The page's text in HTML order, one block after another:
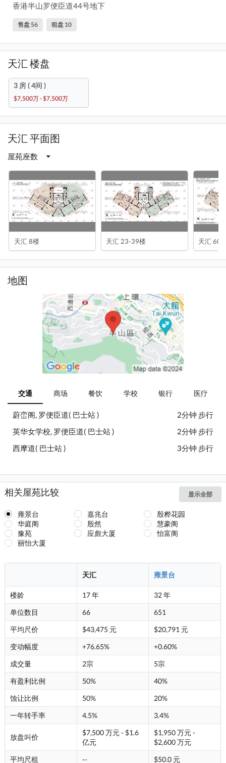
香港半山罗便臣道44号地下
售盘 56 租盘 10
天汇 楼盘
3 房 ( 4间 )
$7,500万 - $7,500万
天汇 平面图
屋苑座数
天汇 8楼 天汇 23-39楼 天汇 60
地图
交通 商场 餐饮 学校 银行 医疗
蔚峦阁, 罗便臣道( 巴士站 )
2分钟 步行
英华女学校, 罗便臣道( 巴士站 )
2分钟 步行
西摩道( 巴士站 )
3分钟 步行
相关屋苑比较 显示全部
雍景台 嘉兆台
殷桦花园
华庭阁
殷然
慧豪阁
豫苑
应彪大厦
怡富阁
丽怡大厦
天汇 雍景台
楼龄 17 年
32 年
单位数目
66
651
平均尺价
$43,475 元
$20,791 元
变动幅度
+76.65%
+0.60%
成交量
2宗
5宗
有盈利比例
50%
40%
蚀让比例
50%
20%
一年转手率
4.5% 3.4%
放盘叫价
$7,500 万元 - $1.6
亿元
$1,950 万元 -
$2,600 万元
平均尺租
-- $50.0 元